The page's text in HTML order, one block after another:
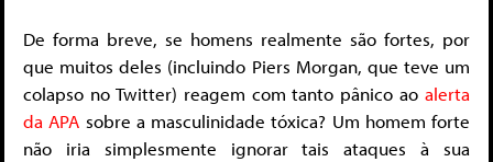
De forma breve, se homens realmente são fortes, por
que muitos deles (incluindo Piers Morgan, que teve um
colapso no Twitter) reagem com tanto pânico ao alerta
da APA sobre a masculinidade tóxica? Um homem forte
não iria simplesmente ignorar tais ataques à sua